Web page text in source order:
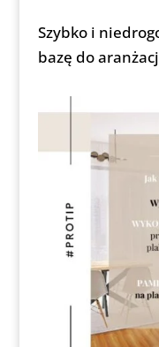
Szybko i
bazę do